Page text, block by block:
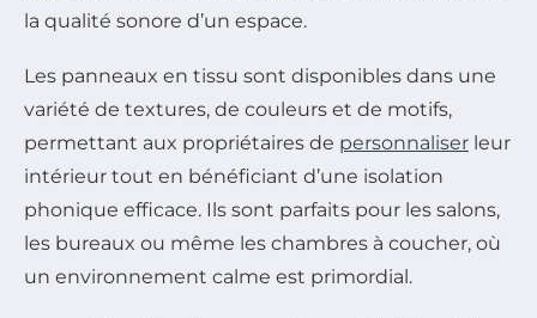
la qualité sonore d’un espace.
Les panneaux en tissu sont disponibles dans une
variété de textures, de couleurs et de motifs,
permettant aux propriétaires de personnaliser leur
intérieur tout en bénéficiant d’une isolation
phonique efficace. Ils sont parfaits pour les salons,
les bureaux ou même les chambres à coucher, où
un environnement calme est primordial.